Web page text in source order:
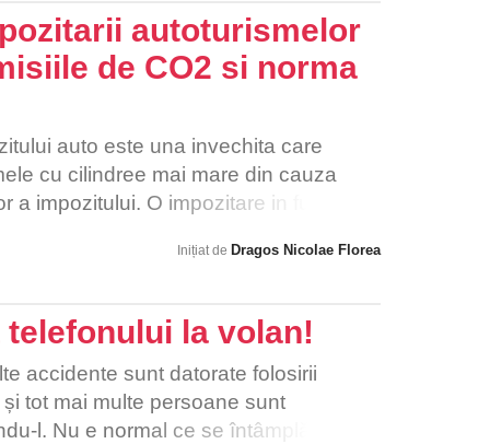
Totul este fie interzis, fie
renunță sau riscă amenzi. Dar în
Austria, Polonia), tuningul este
Nu se merge pe interdicții, ci pe
autoturismelor
de CO2 si norma
auto este una invechita care
cu cilindree mai mare din cauza
a impozitului. O impozitare in functie
fiind penalizati cei cu
Inițiat de Dragos Nicolae Florea
la volan!
accidente sunt datorate folosirii
tot mai multe persoane sunt
l. Nu e normal ce se întâmplă,